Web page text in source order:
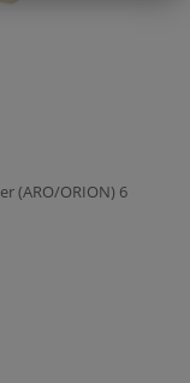
(ARO/ORION) 6